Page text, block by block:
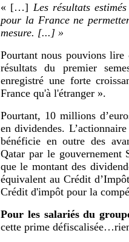
« […] Les résultats
pour la France ne
mesure. [...] »
Pourtant nous pouvions lire
résultats du premier
enregistré une forte
France qu'à l'étranger ».
Pourtant, 10 millions
en dividendes.
bénéficie en outre des
Qatar par le gouvernement
que le montant des
équivalent au Crédit
Crédit d'impôt pour la
Pour les salariés du
cette prime